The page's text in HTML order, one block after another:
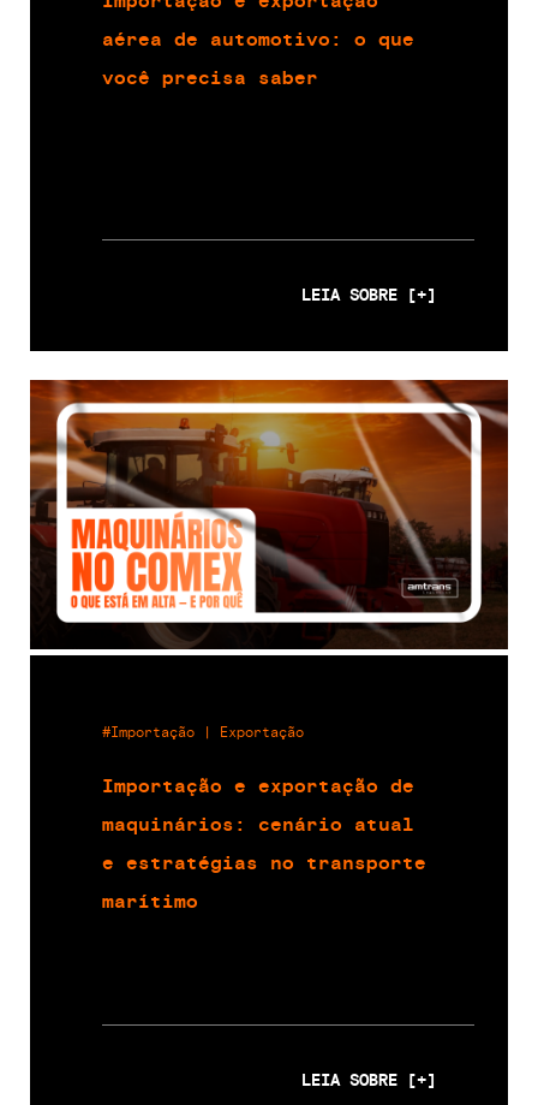
aérea de automotivo: o que
você precisa saber
LEIA SOBRE [+]
#Importação | Exportação
Importação e exportação de
maquinários: cenário atual
e estratégias no transporte
marítimo
LEIA SOBRE [+]